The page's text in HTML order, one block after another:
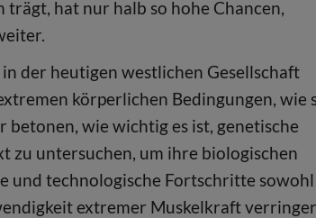
hat nur halb so hohe Chancen,
der heutigen westlichen Gesellschaft
körperlichen Bedingungen, wie
wie wichtig es ist, genetische
zu untersuchen, um ihre biologischen
und technologische Fortschritte sowohl
extremer Muskelkraft